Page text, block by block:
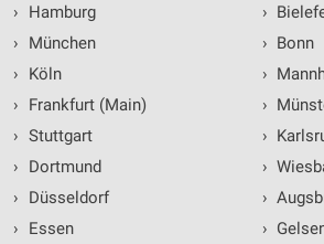
›
Hamburg
›
München
›
Köln
›
Frankfurt (Main)
› Stuttgart
›
Dortmund
›
Düsseldorf
›
Essen
›
› Bonn
›
›
›
›
›
›